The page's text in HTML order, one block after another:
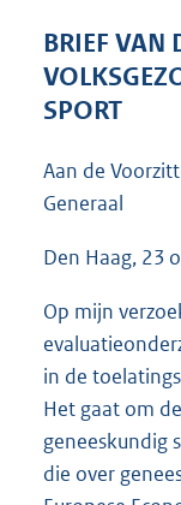
BRIEF VAN
SPORT
Aan de
Generaal
Den Haag, 23
Op mijn
in de
Het gaat om
geneeskundig
die over